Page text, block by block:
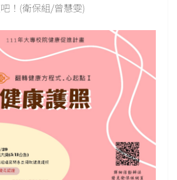
！(衛保組/曾慧雯)